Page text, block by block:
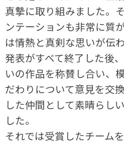
真摯に取り組みました。
ンテーションも非常に質
は情熱と真剣な思いが伝
発表がすべて終了した後
いの作品を称賛し合い、
だわりについて意見を交
した仲間として素晴らし
した。
それでは受賞したチームを